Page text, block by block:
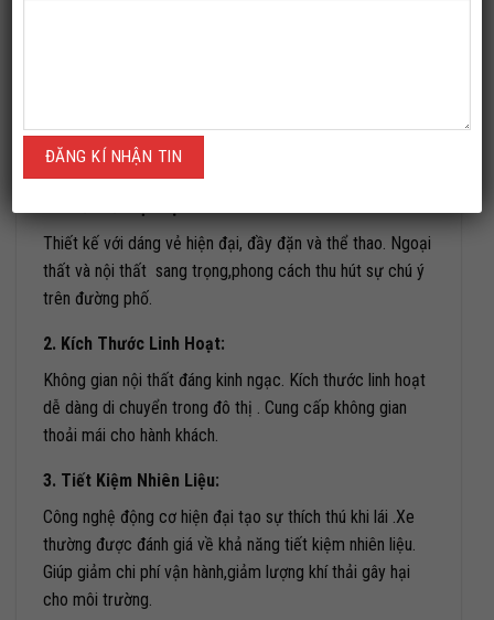
TOYOTA RAIZE CÓ GÌ ĐẶC BIỆT !
Thiết kế với dáng vẻ hiện đại, đầy đặn và thể thao. Ngoại
thất và nội thất sang trọng,phong cách thu hút sự chú ý
trên đường phố.
2. Kích Thước Linh Hoạt:
Không gian nội thất đáng kinh ngạc. Kích thước linh hoạt
dễ dàng di chuyển trong đô thị . Cung cấp không gian
thoải mái cho hành khách.
3. Tiết Kiệm Nhiên Liệu:
Công nghệ động cơ hiện đại tạo sự thích thú khi lái .Xe
thường được đánh giá về khả năng tiết kiệm nhiên liệu.
Giúp giảm chi phí vận hành,giảm lượng khí thải gây hại
cho môi trường.